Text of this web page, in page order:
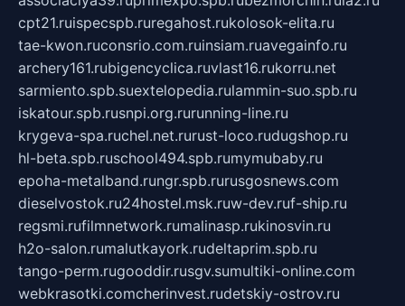
cpt21.ruispecspb.ruregahost.rukolosok-elita.ru
tae-kwon.ruconsrio.com.ruinsiam.ruavegainfo.ru
archery161.rubigencyclica.ruvlast16.rukorru.net
sarmiento.spb.suextelopedia.rulammin-suo.spb.ru
iskatour.spb.rusnpi.org.rurunning-line.ru
krygeva-spa.ruchel.net.rurust-loco.rudugshop.ru
hl-beta.spb.ruschool494.spb.rumymubaby.ru
epoha-metalband.rungr.spb.rurusgosnews.com
dieselvostok.ru24hostel.msk.ruw-dev.ruf-ship.ru
regsmi.rufilmnetwork.rumalinasp.rukinosvin.ru
h2o-salon.rumalutkayork.rudeltaprim.spb.ru
tango-perm.rugooddir.rusgv.sumultiki-online.com
webkrasotki.comcherinvest.rudetskiy-ostrov.ru